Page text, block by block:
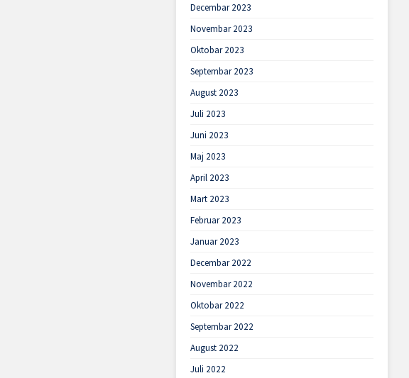
Decembar 2023
Novembar 2023
Oktobar 2023
Septembar 2023
August 2023
Juli 2023
Juni 2023
Maj 2023
April 2023
Mart 2023
Februar 2023
Januar 2023
Decembar 2022
Novembar 2022
Oktobar 2022
Septembar 2022
August 2022
Juli 2022